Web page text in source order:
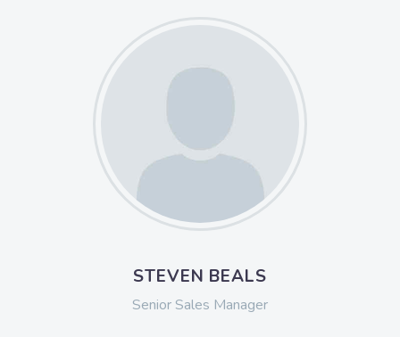
STEVEN BEALS
Senior Sales Manager